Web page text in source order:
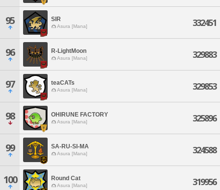
95 SIR
Asura [Mana] 332451
96 R-LightMoon
Asura [Mana] 329883
97 teaCATs
Asura [Mana] 329853
98 OHIRUNE FACTORY
Asura [Mana] 325896
99 SA-RU-SI-MA
Asura [Mana] 324588
100 Round Cat
Asura [Mana] 319956